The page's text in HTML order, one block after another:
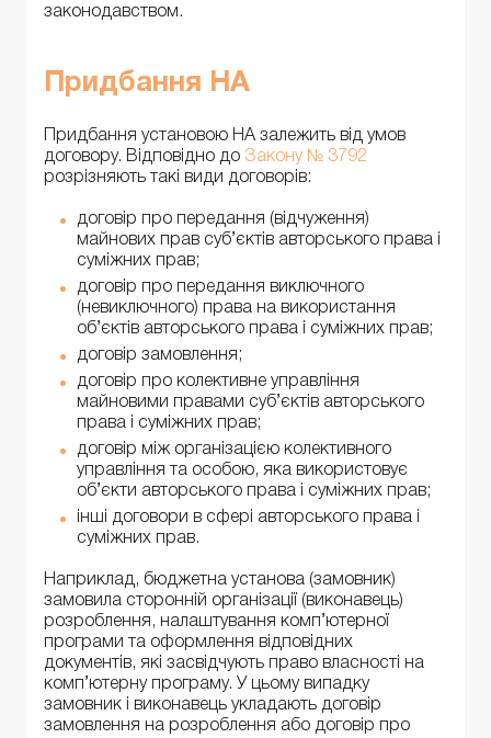
законодавством.
Придбання НА
Придбання установою НА залежить від умов
договору. Відповідно до Закону № 3792
розрізняють такі види договорів:
договір про передання (відчуження)
майнових прав суб’єктів авторського права і
суміжних прав;
договір про передання виключного
(невиключного) права на використання
об’єктів авторського права і суміжних прав;
договір замовлення;
договір про колективне управління
майновими правами суб’єктів авторського
права і суміжних прав;
договір між організацією колективного
управління та особою, яка використовує
об’єкти авторського права і суміжних прав;
інші договори в сфері авторського права і
суміжних прав.
Наприклад, бюджетна установа (замовник)
замовила сторонній організації (виконавець)
розроблення, налаштування комп’ютерної
програми та оформлення відповідних
документів, які засвідчують право власності на
комп’ютерну програму. У цьому випадку
замовник і виконавець укладають договір
замовлення на розроблення або договір про